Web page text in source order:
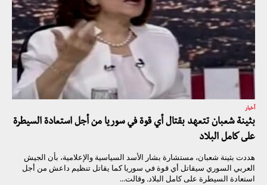
أخبار
بثينة شعبان تتعهد بقتال أي قوة في سوريا من أجل استعادة السيطرة
على كامل البلاد
هددت بثينة شعبان، مستشارة بشار الأسد السياسية والإعلامية، بأن الجيش
العربي السوري سيقاتل أي قوة في سوريا كما يقاتل تنظيم داعش من أجل
استعادة السيطرة على كامل البلاد. وقالت...